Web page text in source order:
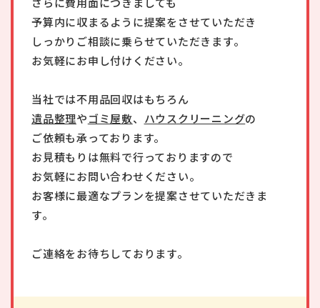
予算内に収まるように提案をさせていただき
しっかりご相談に乗らせていただきます。
お気軽にお申し付けください。
当社では不用品回収はもちろん
遺品整理やゴミ屋敷、 ハウスクリーニングの
ご依頼も承っております。
お見積もりは無料で行っておりますので
お気軽にお問い合わせください。
お客様に最適なプランを提案させていただきま
す。
ご連絡をお待ちしております。